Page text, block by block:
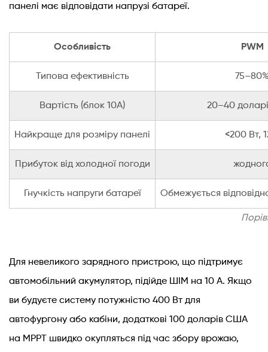
панелі має відповідати напрузі батареї.
Особливість PWM
Типова ефективність
Вартість (блок 10A) 20–40
Найкраще для розміру панелі <200 Вт,
Прибуток від холодної погоди
Гнучкість напруги батареї Обмежується
Для невеликого зарядного пристрою, що підтримує
автомобільний акумулятор, підійде ШІМ на 10 А. Якщо
ви будуєте систему потужністю 400 Вт для
автофургону або кабіни, додаткові 100 доларів США
на MPPT швидко окупляться під час збору врожаю,